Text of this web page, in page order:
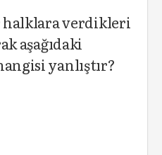
halklara verdikleri
aşağıdaki
yanlıştır?